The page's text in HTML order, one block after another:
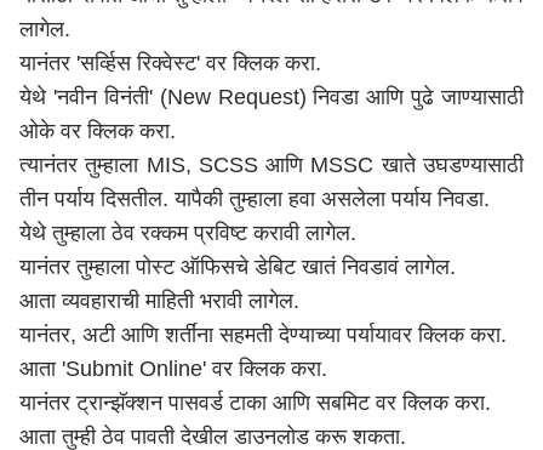
लागेल.
यानंतर 'सर्व्हिस रिक्वेस्ट' वर क्लिक करा.
येथे 'नवीन विनंती' (New Request) निवडा आणि पुढे जाण्यासाठी
ओके वर क्लिक करा.
त्यानंतर तुम्हाला MIS, SCSS आणि MSSC खाते उघडण्यासाठी
तीन पर्याय दिसतील. यापैकी तुम्हाला हवा असलेला पर्याय निवडा.
येथे तुम्हाला ठेव रक्कम प्रविष्ट करावी लागेल.
यानंतर तुम्हाला पोस्ट ऑफिसचे डेबिट खातं निवडावं लागेल.
आता व्यवहाराची माहिती भरावी लागेल.
यानंतर, अटी आणि शर्तींना सहमती देण्याच्या पर्यायावर क्लिक करा.
आता 'Submit Online' वर क्लिक करा.
यानंतर ट्रान्झॅक्शन पासवर्ड टाका आणि सबमिट वर क्लिक करा.
आता तुम्ही ठेव पावती देखील डाउनलोड करू शकता.